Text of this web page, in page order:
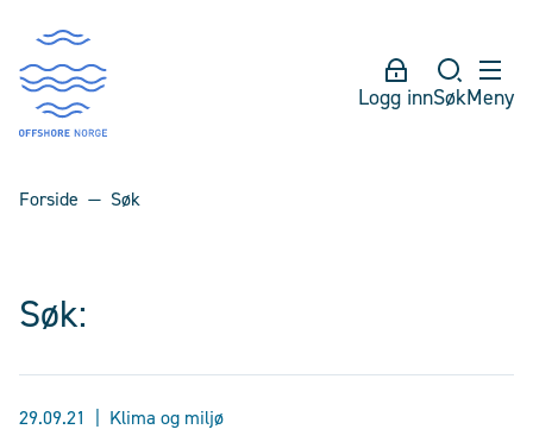
Logg innSøkMeny
Forside Søk
Søk:
29.09.21 Klima og miljø